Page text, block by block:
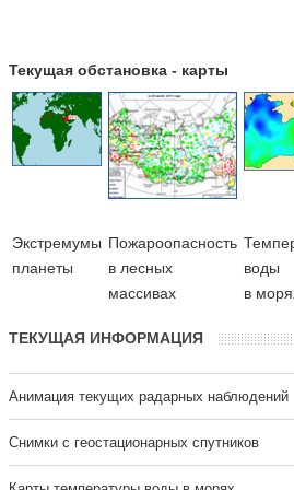
Текущая обстановка - карты
Экстремумы
планеты
Пожароопасность
в лесных
массивах
воды
в
ТЕКУЩАЯ ИНФОРМАЦИЯ
Анимация текущих радарных наблюдений
Cнимки с геостационарных спутников